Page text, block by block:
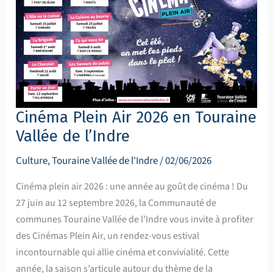
Cinéma Plein Air 2026 en Touraine
Vallée de l’Indre
Culture,Touraine Vallée de l'Indre/02/06/2026
Cinéma plein air 2026 : une année au goût de cinéma ! Du
27 juin au 12 septembre 2026, la Communauté de
communes Touraine Vallée de l’Indre vous invite à profiter
des Cinémas Plein Air, un rendez-vous estival
incontournable qui allie cinéma et convivialité. Cette
année, la saison s’articule autour du thème de la
en
Touraine
Vallée
de
l’Indre